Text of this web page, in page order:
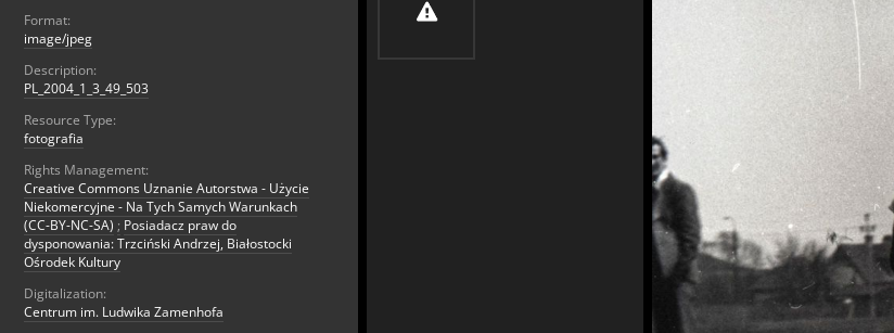
Format:
image/jpeg
Description:
PL_2004_1_3_49_503
Resource Type:
fotografia
Rights Management:
Creative Commons Uznanie Autorstwa - Użycie
Niekomercyjne - Na Tych Samych Warunkach
(CC-BY-NC-SA) ; Posiadacz praw do
dysponowania: Trzciński Andrzej, Białostocki
Ośrodek Kultury
Digitalization:
Centrum im. Ludwika Zamenhofa